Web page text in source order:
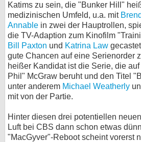
Katims zu sein, die "Bunker Hill"
medizinischen Umfeld, u.a. mit
Annable in zwei der Hauptrollen,
die TV-Adaption zum Kinofilm
Bill Paxton und Katrina Law
gute Chancen auf eine Serienorder
heißer Kandidat ist die Serie, die
Phil" McGraw beruht und den Titel
unter anderem Michael Weatherly
mit von der Partie.
Hinter diesen drei potentiellen
Luft bei CBS dann schon etwas
"MacGyver"-Reboot scheint vorerst
Cookie-
Desktop-